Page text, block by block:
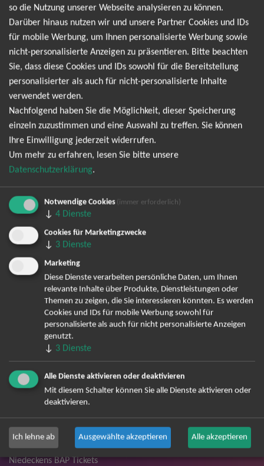
Einheit werden. Wer einmal ein Konzert von Nick Cave & The
Bad Seeds erlebt hat, weiß: Diese Band spielt nicht einfach
Musik, sie lässt dich fühlen, was Musik wirklich bedeutet.Buche
jetzt deine Nick Cave & The Bad Seeds Tickets online und
sichere dir die besten Plätze,
TOP-Events
David Garrett Tickets
Andrea Berg Tickets
Backstreet Boys Tickets
Unheilig Tickets
Santiano Tickets
Ina Müller Tickets
Bryan Adams Tickets
Andreas Gabalier Tickets
Die Fantastischen Vier Tickets
Herbert Grönemeyer Tickets
Deep Purple Tickets
Jan Delay & Disko No.1 Tickets
Pur Tickets
Bob Dylan Tickets
Mark Forster Tickets
The Prodigy Tickets
Sarah Connor Tickets
Niedeckens BAP Tickets
so die Nutzung unserer Webseite analysieren zu können.
Darüber hinaus nutzen wir und unsere Partner Cookies und IDs
für mobile Werbung, um Ihnen personalisierte Werbung sowie
nicht-personalisierte Anzeigen zu präsentieren. Bitte beachten
Sie, dass diese Cookies und IDs sowohl für die Bereitstellung
personalisierter als auch für nicht-personalisierte Inhalte
verwendet werden.
Nachfolgend haben Sie die Möglichkeit, dieser Speicherung
einzeln zuzustimmen und eine Auswahl zu treffen. Sie können
Ihre Einwilligung jederzeit widerrufen.
Um mehr zu erfahren, lesen Sie bitte unsere
Datenschutzerklärung.
Notwendige Cookies (immer erforderlich)
↓ 4 Dienste
Cookies für Marketingzwecke
↓ 3 Dienste
Marketing
Diese Dienste verarbeiten persönliche Daten, um Ihnen
relevante Inhalte über Produkte, Dienstleistungen oder
Themen zu zeigen, die Sie interessieren könnten. Es werden
Cookies und IDs für mobile Werbung sowohl für
personalisierte als auch für nicht personalisierte Anzeigen
genutzt.
↓ 3 Dienste
Alle Dienste aktivieren oder deaktivieren
Mit diesem Schalter können Sie alle Dienste aktivieren oder
deaktivieren.
Ich lehne ab Ausgewählte akzeptieren Alle akzeptieren